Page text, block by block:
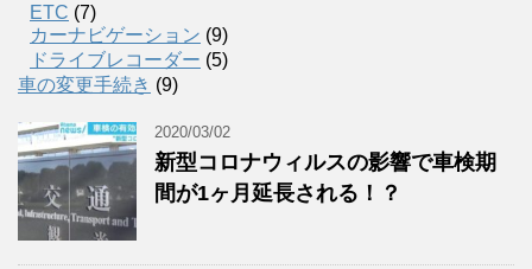
ETC (7)
カーナビゲーション (9)
ドライブレコーダー (5)
車の変更手続き (9)
2020/03/02
新型コロナウィルスの影響で車検期
間が1ヶ月延長される！？